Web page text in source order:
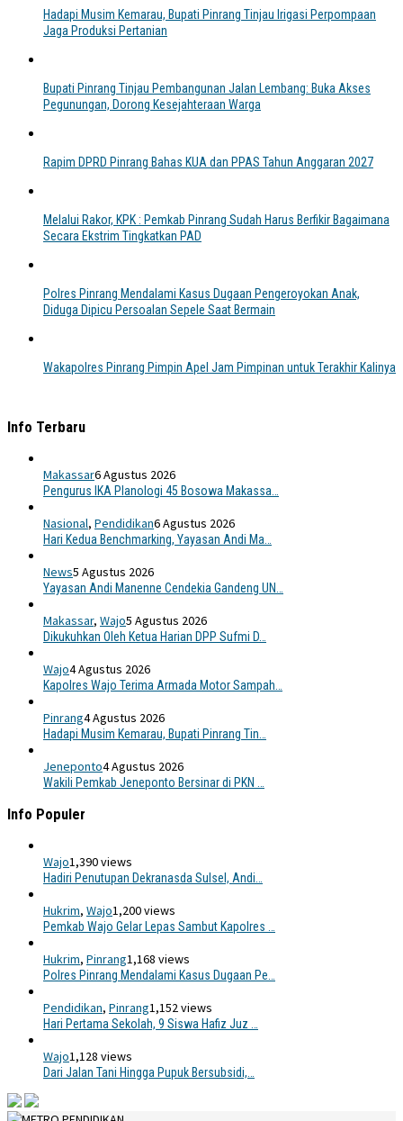
Hadapi Musim Kemarau, Bupati Pinrang Tinjau Irigasi Perpompaan
Jaga Produksi Pertanian
Bupati Pinrang Tinjau Pembangunan Jalan Lembang: Buka Akses
Pegunungan, Dorong Kesejahteraan Warga
Rapim DPRD Pinrang Bahas KUA dan PPAS Tahun Anggaran 2027
Melalui Rakor, KPK : Pemkab Pinrang Sudah Harus Berfikir Bagaimana
Secara Ekstrim Tingkatkan PAD
Polres Pinrang Mendalami Kasus Dugaan Pengeroyokan Anak,
Diduga Dipicu Persoalan Sepele Saat Bermain
Wakapolres Pinrang Pimpin Apel Jam Pimpinan untuk Terakhir Kalinya
Info Terbaru
Makassar6 Agustus 2026
Pengurus IKA Planologi 45 Bosowa Makassa…
Nasional, Pendidikan6 Agustus 2026
Hari Kedua Benchmarking, Yayasan Andi Ma…
News5 Agustus 2026
Yayasan Andi Manenne Cendekia Gandeng UN…
Makassar, Wajo5 Agustus 2026
Dikukuhkan Oleh Ketua Harian DPP Sufmi D…
Wajo4 Agustus 2026
Kapolres Wajo Terima Armada Motor Sampah…
Pinrang4 Agustus 2026
Hadapi Musim Kemarau, Bupati Pinrang Tin…
Jeneponto4 Agustus 2026
Wakili Pemkab Jeneponto Bersinar di PKN …
Info Populer
Wajo1,390 views
Hadiri Penutupan Dekranasda Sulsel, Andi…
Hukrim, Wajo1,200 views
Pemkab Wajo Gelar Lepas Sambut Kapolres …
Hukrim, Pinrang1,168 views
Polres Pinrang Mendalami Kasus Dugaan Pe…
Pendidikan, Pinrang1,152 views
Hari Pertama Sekolah, 9 Siswa Hafiz Juz …
Wajo1,128 views
Dari Jalan Tani Hingga Pupuk Bersubsidi,…